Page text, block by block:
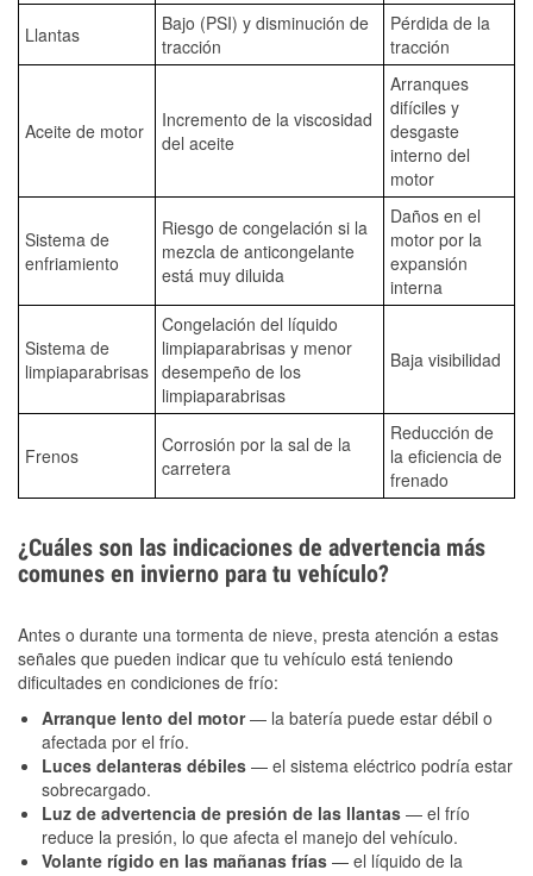
Llantas
Bajo (PSI) y disminución de
tracción
Pérdida de la
tracción
Aceite de motor
Incremento de la viscosidad
del aceite
Arranques
difíciles y
desgaste
interno del
motor
Sistema de
enfriamiento
Riesgo de congelación si la
mezcla de anticongelante
está muy diluida
Daños en el
motor por la
expansión
interna
Sistema de
limpiaparabrisas
Congelación del líquido
limpiaparabrisas y menor
desempeño de los
limpiaparabrisas
Baja visibilidad
Frenos
Corrosión por la sal de la
carretera
Reducción de
la eficiencia de
frenado
¿Cuáles son las indicaciones de advertencia más
comunes en invierno para tu vehículo?
Antes o durante una tormenta de nieve, presta atención a estas
señales que pueden indicar que tu vehículo está teniendo
dificultades en condiciones de frío:
Arranque lento del motor— la batería puede estar débil o
afectada por el frío.
Luces delanteras débiles — el sistema eléctrico podría estar
sobrecargado.
Luz de advertencia de presión de las llantas — el frío
reduce la presión, lo que afecta el manejo del vehículo.
Volante rígido en las mañanas frías — el líquido de la